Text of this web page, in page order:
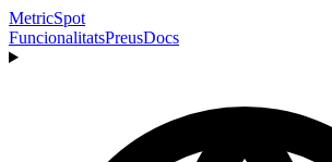
MetricSpot
FuncionalitatsPreusDocs